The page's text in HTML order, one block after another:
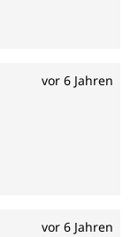
vor 6 Jahren
vor 6 Jahren